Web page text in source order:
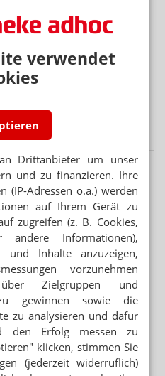
verwendet
Drittanbieter um unser
und zu finanzieren. Ihre
(IP-Adressen o.ä.) werden
auf Ihrem Gerät zu
zugreifen (z. B. Cookies,
andere Informationen),
und Inhalte anzuzeigen,
vorzunehmen
Zielgruppen und
zu gewinnen sowie die
zu analysieren und dafür
den Erfolg messen zu
klicken, stimmen Sie
(jederzeit widerruflich)
fordern umfassende
kritisieren